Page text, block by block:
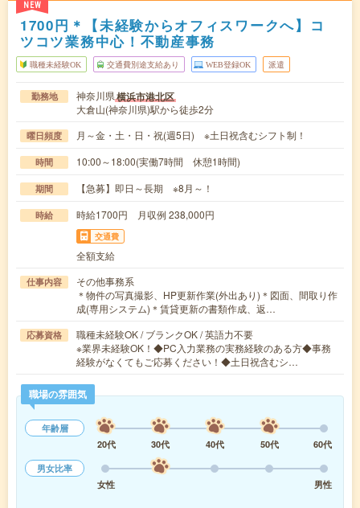
NEW
1700円＊【未経験からオフィスワークへ】コ
ツコツ業務中心！不動産事務
職種未経験OK 交通費別途支給あり WEB登録OK 派遣
勤務地 神奈川県横浜市港北区
大倉山(神奈川県)駅から徒歩2分
曜日頻度 月～金・土・日・祝(週5日) ※土日祝含むシフト制！
時間 10:00～18:00(実働7時間 休憩1時間)
期間 【急募】即日～長期 ※8月～！
時給 時給1700円 月収例 238,000円
交通費
全額支給
仕事内容
その他事務系
＊物件の写真撮影、HP更新作業(外出あり)＊図面、間取り作
成(専用システム)＊賃貸更新の書類作成、返…
応募資格
職種未経験OK / ブランクOK / 英語力不要
※業界未経験OK！◆PC入力業務の実務経験のある方◆事務
経験がなくてもご応募ください！◆土日祝含むシ…
職場の雰囲気
年齢層
20代
30代 40代 50代
60代
男女比率
女性
男性